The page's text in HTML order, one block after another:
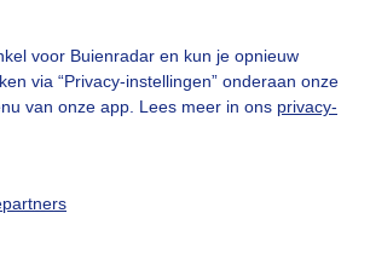
voor Buienradar en kun je opnieuw
via “Privacy-instellingen” onderaan onze
van onze app. Lees meer in ons privacy-